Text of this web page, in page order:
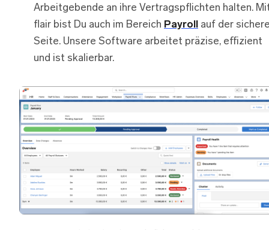
Arbeitgebende an ihre Vertragspflichten halten.
flair bist Du auch im Bereich Payroll
auf der
Seite. Unsere Software arbeitet präzise, effizient
und ist skalierbar.